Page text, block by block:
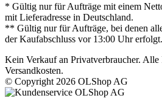
* Gültig nur für Aufträge mit einem
mit Lieferadresse in Deutschland.
** Gültig nur für Aufträge, bei denen
der Kaufabschluss vor 13:00 Uhr erfolgt.
Kein Verkauf an Privatverbraucher.
Versandkosten.
© Copyright 2026 OLShop AG